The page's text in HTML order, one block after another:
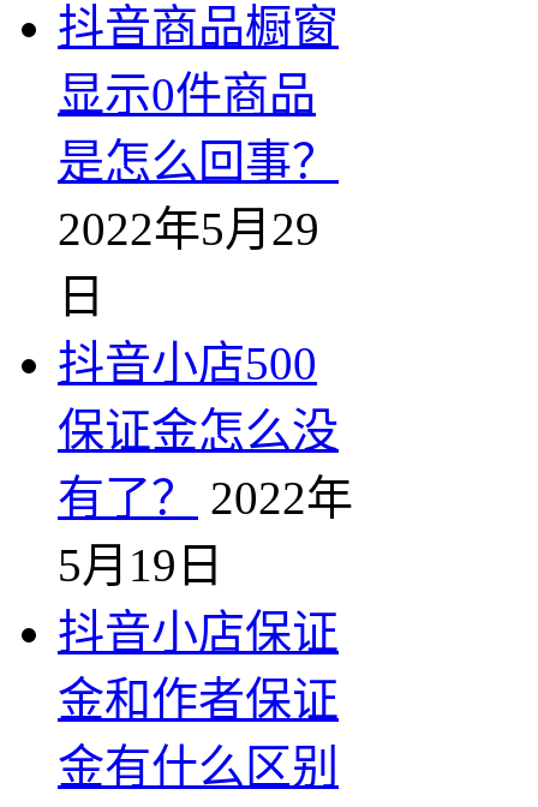
抖音商品橱窗
显示0件商品
是怎么回事？
2022年5月29
日
抖音小店500
保证金怎么没
有了？
2022年
5月19日
抖音小店保证
金和作者保证
金有什么区别